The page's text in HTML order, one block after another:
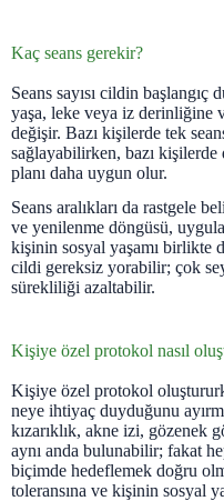
Kaç seans gerekir?
Seans sayısı cildin başlangıç
yaşa, leke veya iz derinliğine
değişir. Bazı kişilerde tek
sağlayabilirken, bazı
planı daha uygun olur.
Seans aralıkları da rastgele
ve yenilenme döngüsü,
kişinin sosyal yaşamı birlikte
cildi gereksiz yorabilir; çok
sürekliliği azaltabilir.
Kişiye özel protokol nasıl
Kişiye özel protokol
neye ihtiyaç duyduğunu
kızarıklık, akne izi, gözenek
aynı anda bulunabilir; fakat
biçimde hedeflemek doğru
toleransına ve kişinin sosyal